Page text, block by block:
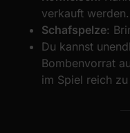
verkauft werden.
Schafspelze:
Du kannst
Bombenvorrat
im Spiel reich